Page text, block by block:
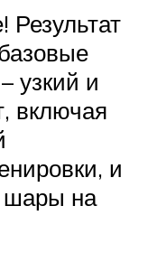
Результат
узкий и
включая
и
шары на